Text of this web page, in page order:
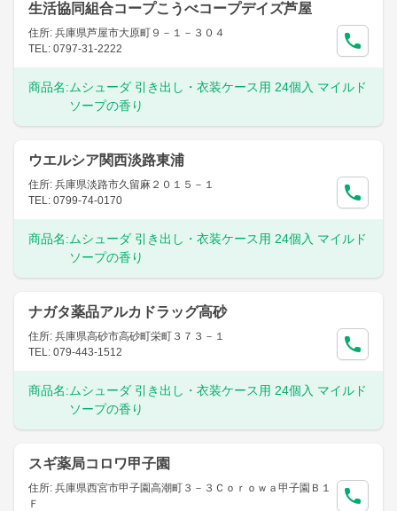
生活協同組合コープこうべコープデイズ芦屋
住所: 兵庫県芦屋市大原町９－１－３０４
TEL: 0797-31-2222
商品名: ムシューダ 引き出し・衣装ケース用 24個入 マイルド
ソープの香り
ウエルシア関西淡路東浦
住所: 兵庫県淡路市久留麻２０１５－１
TEL: 0799-74-0170
商品名: ムシューダ 引き出し・衣装ケース用 24個入 マイルド
ソープの香り
ナガタ薬品アルカドラッグ高砂
住所: 兵庫県高砂市高砂町栄町３７３－１
TEL: 079-443-1512
商品名: ムシューダ 引き出し・衣装ケース用 24個入 マイルド
ソープの香り
スギ薬局コロワ甲子園
住所: 兵庫県西宮市甲子園高潮町３－３Ｃｏｒｏｗａ甲子園Ｂ１
Ｆ